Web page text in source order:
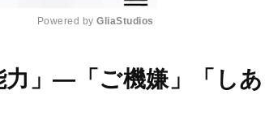
M
u
Powered by GliaStudios
力」—「ご機嫌」「しあ